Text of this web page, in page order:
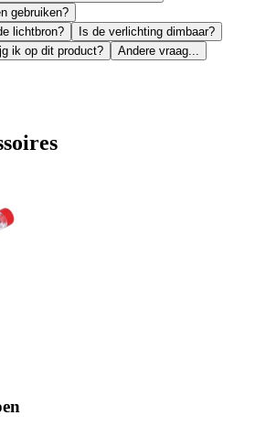
gebruiken?
lichtbron?
Is de verlichting dimbaar?
ik op dit product?
Andere vraag...